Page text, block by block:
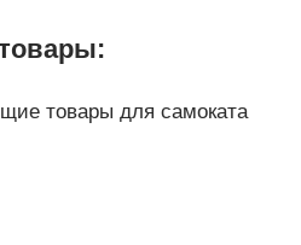
товары для самоката